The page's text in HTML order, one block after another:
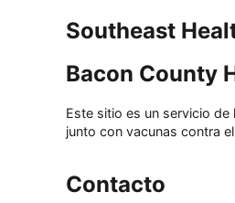
Southeast
Bacon County
Este sitio es un servicio
junto con vacunas contra
Contacto